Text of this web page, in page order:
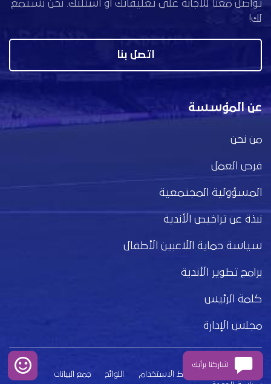
تواصل معنا للاجابة على تعليقاتك أو اسئلتك. نحن نستمع
لك!
اتصل بنا
عن المؤسسة
من نحن
فرص العمل
المسؤولية المجتمعية
نبذة عن تراخيص الأندية
سياسة حماية اللاعبين الأطفال
برامج تطوير الأندية
كلمة الرئيس
مجلس الإدارة
بيان الخصوصية شروط الاستخدام اللوائح
جمع البيانات
شاركنا برأيك